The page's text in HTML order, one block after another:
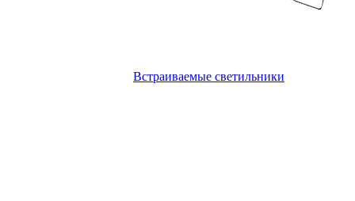
Встраиваемые светильники